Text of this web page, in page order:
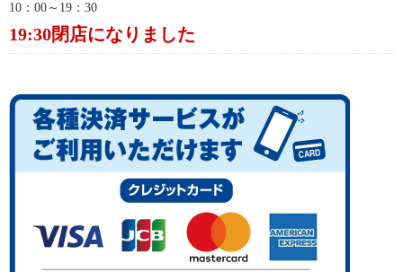
10：00～19：30
19:30閉店になりました